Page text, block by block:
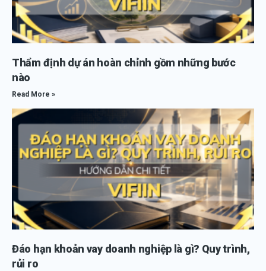
Thẩm định dự án hoàn chỉnh gồm những bước
nào
Read More »
Đáo hạn khoản vay doanh nghiệp là gì? Quy trình,
rủi ro